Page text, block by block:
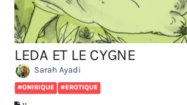
LEDA ET LE CYGNE
Sarah Ayadi
#ONIRIQUE #EROTIQUE